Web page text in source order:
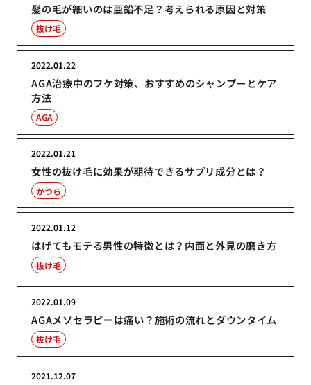
髪の毛が細いのは亜鉛不足？考えられる原因と対策
抜け毛
AGA治療中のフケ対策、おすすめのシャンプーとケア
方法
2022.01.22
AGA
女性の抜け毛に効果が期待できるサプリ成分とは？
2022.01.21
かつら
はげてもモテる男性の特徴とは？内面と外見の磨き方
2022.01.12
抜け毛
AGAメソセラピーは痛い？施術の流れとダウンタイム
2022.01.09
抜け毛
2021.12.07